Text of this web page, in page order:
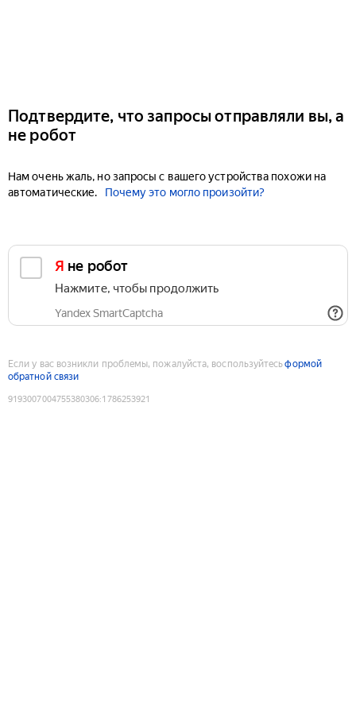
Подтвердите, что запросы отправляли вы, а
не робот
Нам очень жаль, но запросы с вашего устройства похожи на
автоматические.
Почему это могло произойти?
Я не робот
Нажмите, чтобы продолжить
Yandex SmartCaptcha
Если у вас возникли проблемы, пожалуйста, воспользуйтесьформой
обратной связи
9193007004755380306:1786253921